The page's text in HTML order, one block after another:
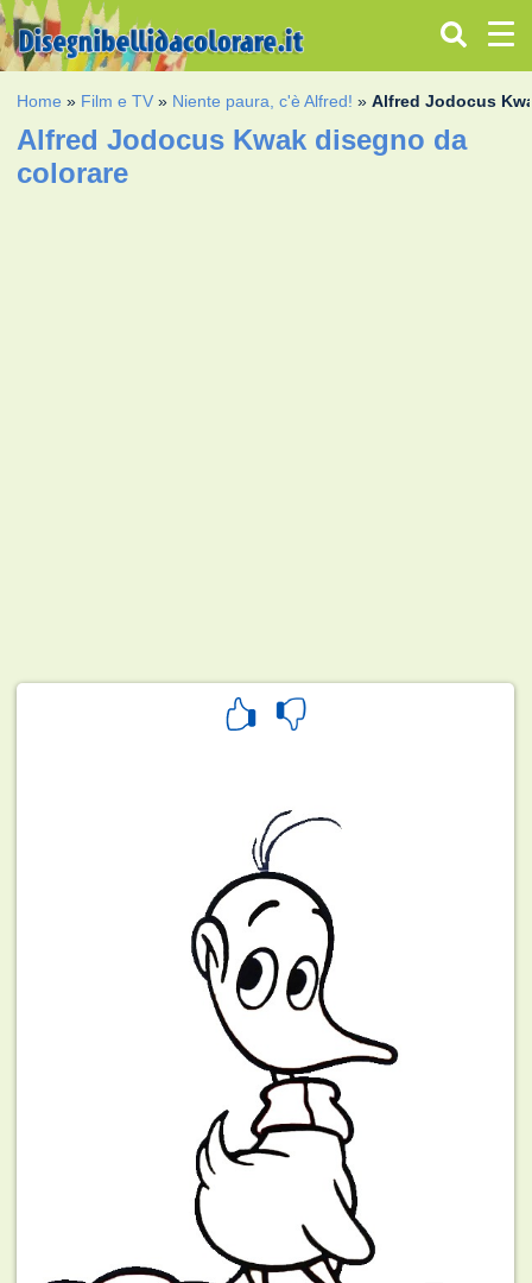
Home » Film e TV » Niente paura, c'è Alfred! »Alfred Jodocus
Alfred Jodocus Kwak disegno da
colorare